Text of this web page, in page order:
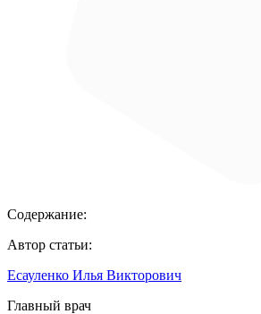
Содержание:
Автор статьи:
Есауленко Илья Викторович
Главный врач